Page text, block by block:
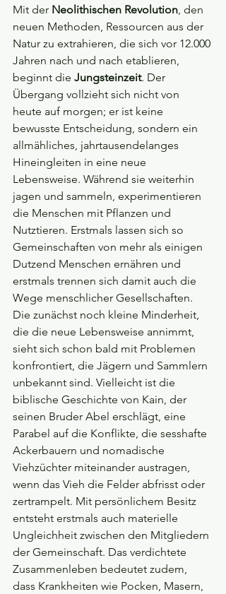
Mit der Neolithischen Revolution , den
neuen Methoden, Ressourcen aus der
Natur zu extrahieren, die sich vor 12.000
Jahren nach und nach etablieren,
beginnt die Jungsteinzeit. Der
Übergang vollzieht sich nicht von
heute auf morgen; er ist keine
bewusste Entscheidung, sondern ein
allmähliches, jahrtausendelanges
Hineingleiten in eine neue
Lebensweise. Während sie weiterhin
jagen und sammeln, experimentieren
die Menschen mit Pflanzen und
Nutztieren. Erstmals lassen sich so
Gemeinschaften von mehr als einigen
Dutzend Menschen ernähren und
erstmals trennen sich damit auch die
Wege menschlicher Gesellschaften.
Die zunächst noch kleine Minderheit,
die die neue Lebensweise annimmt,
sieht sich schon bald mit Problemen
konfrontiert, die Jägern und Sammlern
unbekannt sind. Vielleicht ist die
biblische Geschichte von Kain, der
seinen Bruder Abel erschlägt, eine
Parabel auf die Konflikte, die sesshafte
Ackerbauern und nomadische
Viehzüchter miteinander austragen,
wenn das Vieh die Felder abfrisst oder
zertrampelt. Mit persönlichem Besitz
entsteht erstmals auch materielle
Ungleichheit zwischen den Mitgliedern
der Gemeinschaft. Das verdichtete
Zusammenleben bedeutet zudem,
dass Krankheiten wie Pocken, Masern,